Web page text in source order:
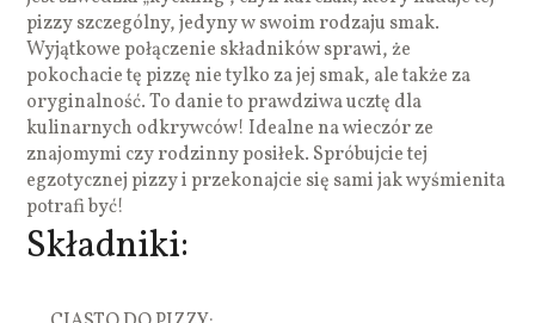
pizzy szczególny, jedyny w swoim rodzaju smak.
Wyjątkowe połączenie składników sprawi, że
pokochacie tę pizzę nie tylko za jej smak, ale także za
oryginalność. To danie to prawdziwa ucztę dla
kulinarnych odkrywców! Idealne na wieczór ze
znajomymi czy rodzinny posiłek. Spróbujcie tej
egzotycznej pizzy i przekonajcie się sami jak wyśmienita
potrafi być!
Składniki: